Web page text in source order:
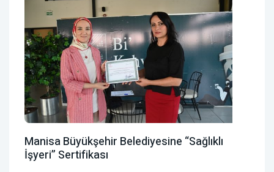
Manisa Büyükşehir Belediyesine “Sağlıklı
İşyeri” Sertifikası